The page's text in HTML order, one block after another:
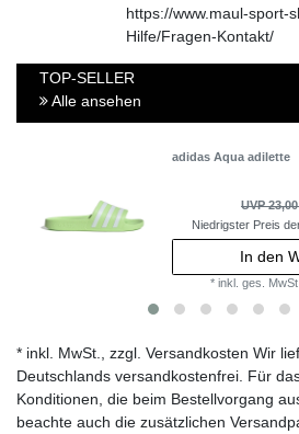
https://www.maul-sport-
Hilfe/Fragen-Kontakt/
TOP-SELLER
Alle ansehen
adidas Aqua adilette
UVP
Niedrigster Preis
In den
* inkl. ges. MwSt.
* inkl. MwSt., zzgl. Versandkosten Wir
Deutschlands versandkostenfrei. Für
Konditionen, die beim Bestellvorgang
beachte auch die zusätzlichen